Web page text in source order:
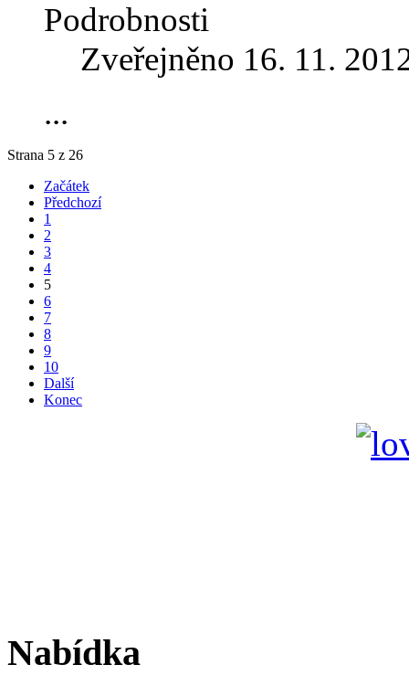
Podrobnosti
Zveřejněno 16. 11.
...
Strana 5 z 26
Začátek
Předchozí
1
2
3
4
5
6
7
8
9
10
Další
Konec
Nabídka